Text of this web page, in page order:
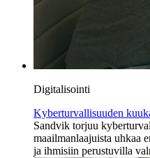
Digitalisointi
Kyberturvallisuuden
Sandvik torjuu
maailmanlaajuista uhkaa
ja ihmisiin perustuvilla